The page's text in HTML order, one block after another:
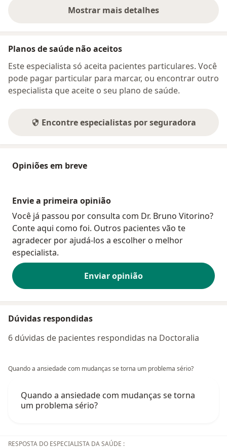
Mostrar mais detalhes
sobre o endereço
Planos de saúde não aceitos
Este especialista só aceita pacientes particulares. Você
pode pagar particular para marcar, ou encontrar outro
especialista que aceite o seu plano de saúde.
Encontre especialistas por seguradora
Opiniões em breve
Envie a primeira opinião
Você já passou por consulta com Dr. Bruno Vitorino?
Conte aqui como foi. Outros pacientes vão te
agradecer por ajudá-los a escolher o melhor
especialista.
Enviar opinião
Dúvidas respondidas
6 dúvidas de pacientes respondidas na Doctoralia
Quando a ansiedade com mudanças se torna um problema sério?
Quando a ansiedade com mudanças se torna
um problema sério?
RESPOSTA DO ESPECIALISTA DA SAÚDE :